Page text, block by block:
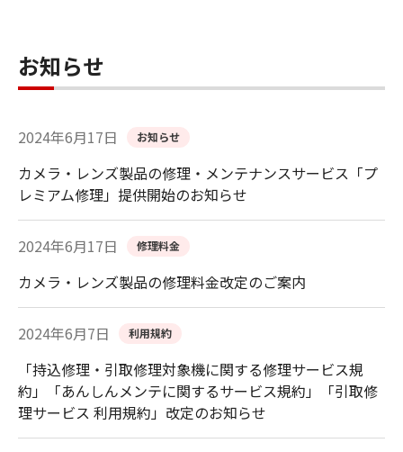
お知らせ
2024年6月17日 お知らせ
カメラ・レンズ製品の修理・メンテナンスサービス「プ
レミアム修理」提供開始のお知らせ
2024年6月17日 修理料金
カメラ・レンズ製品の修理料金改定のご案内
2024年6月7日 利用規約
「持込修理・引取修理対象機に関する修理サービス規
約」「あんしんメンテに関するサービス規約」「引取修
理サービス 利用規約」改定のお知らせ